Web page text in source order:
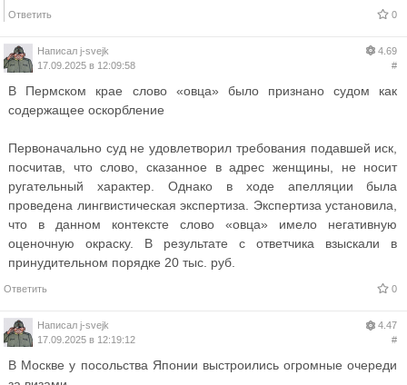
Ответить 0
Написал j-svejk
17.09.2025 в 12:09:58
4.69
#
В Пермском крае слово «овца» было признано судом как
содержащее оскорбление
Первоначально суд не удовлетворил требования подавшей иск,
посчитав, что слово, сказанное в адрес женщины, не носит
ругательный характер. Однако в ходе апелляции была
проведена лингвистическая экспертиза. Экспертиза установила,
что в данном контексте слово «овца» имело негативную
оценочную окраску. В результате с ответчика взыскали в
принудительном порядке 20 тыс. руб.
Ответить 0
Написал j-svejk
17.09.2025 в 12:19:12
4.47
#
В Москве у посольства Японии выстроились огромные очереди